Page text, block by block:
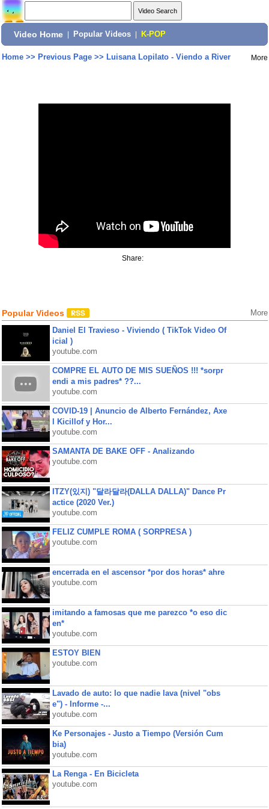
Video Home Popular Videos K-POP
Home>> Previous Page>> Luisana Lopilato - Viendo a River More
Share:
Popular Videos More
Daniel El Travieso - Viviendo ( TikTok Video Of
icial )
youtube.com
COMPRE EL AUTO DE MIS SUEÑOS !!! *sorpr
endi a mis padres* ??...
youtube.com
COVID-19 | Anuncio de Alberto Fernández, Axe
l Kicillof y Hor...
youtube.com
SAMANTA DE BAKE OFF - Analizando
youtube.com
ITZY(있지) "달라달라(DALLA DALLA)" Dance Pr
actice (2020 Ver.)
youtube.com
FELIZ CUMPLE ROMA ( SORPRESA )
youtube.com
encerrada en el ascensor *por dos horas* ahre
youtube.com
imitando a famosas que me parezco *o eso dic
en*
youtube.com
ESTOY BIEN
youtube.com
Lavado de auto: lo que nadie lava (nivel "obs
e") - Informe -...
youtube.com
Ke Personajes - Justo a Tiempo (Versión Cum
bia)
youtube.com
La Renga - En Bicicleta
youtube.com